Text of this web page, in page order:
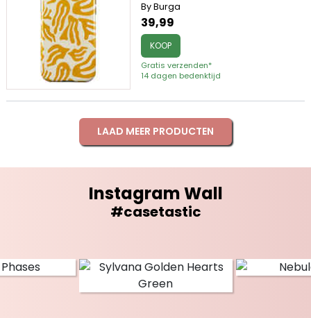
By Burga
39,99
KOOP
Gratis verzenden*
14 dagen bedenktijd
LAAD MEER PRODUCTEN
Instagram Wall
#casetastic